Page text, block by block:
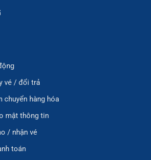
vé / đổi trả
chuyển hàng hóa
mật thông tin
/ nhận vé
toán